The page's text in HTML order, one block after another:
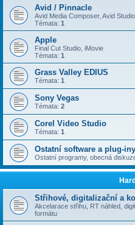
Avid / Pinnacle
Avid Media Composer, Avid
Témata: 1
Apple
Final Cut Studio, iMovie
Témata: 1
Grass Valley EDIUS
Témata: 1
Sony Vegas
Témata: 2
Corel Video Studio
Témata: 1
Ostatní software a plug-iny
Ostatní programy, obecná
Střihové, digitalizační a
Akcelarace střihu, RT náhled,
formátu